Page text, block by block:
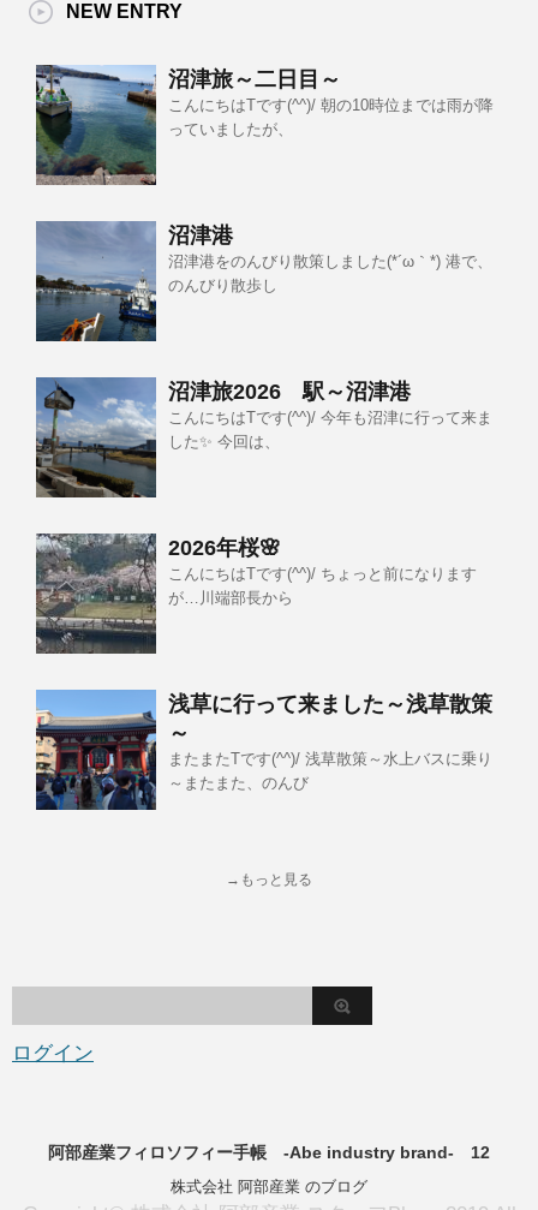
NEW ENTRY
沼津旅～二日目～
こんにちはTです(^^)/ 朝の10時位までは雨が降
っていましたが、
沼津港
沼津港をのんびり散策しました(*´ω｀*) 港で、
のんびり散歩し
沼津旅2026 駅～沼津港
こんにちはTです(^^)/ 今年も沼津に行って来ま
した✨ 今回は、
2026年桜🌸
こんにちはTです(^^)/ ちょっと前になります
が…川端部長から
浅草に行って来ました～浅草散策
～
またまたTです(^^)/ 浅草散策～水上バスに乗り
～またまた、のんび
→もっと見る
ログイン
阿部産業フィロソフィー手帳 -Abe industry brand- 12
株式会社 阿部産業 のブログ